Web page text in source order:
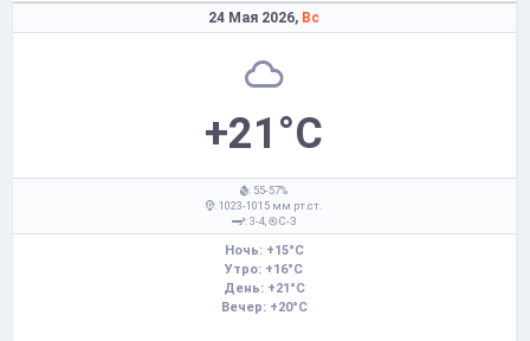
24 Мая 2026, Вс
+21°C
: 55-57%
: 1023-1015 мм рт.ст.
: 3-4,
С-З
Ночь: +15°C
Утро: +16°C
День: +21°C
Вечер: +20°C